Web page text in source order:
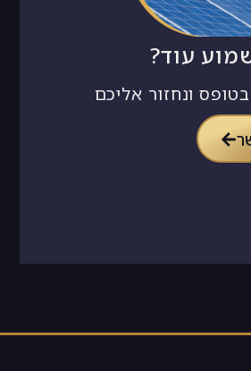
עוד?
ונחזור אליכם